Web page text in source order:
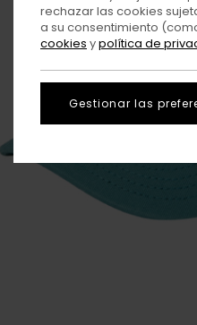
rechazar las cookies
a su consentimiento
cookies ypolítica de
Gestionar las